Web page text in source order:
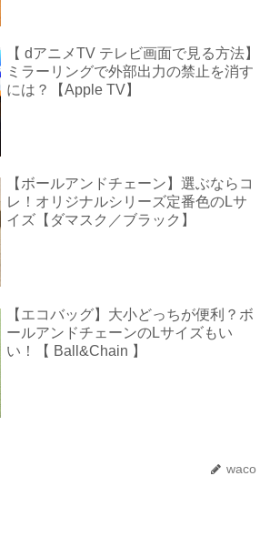
【 dアニメTV テレビ画面で見る方法】
ミラーリングで外部出力の禁止を消す
には？【Apple TV】
【ボールアンドチェーン】選ぶならコ
レ！オリジナルシリーズ定番色のLサ
イズ【ダマスク／ブラック】
【エコバッグ】大小どっちが便利？ボ
ールアンドチェーンのLサイズもい
い！【 Ball&Chain 】
waco